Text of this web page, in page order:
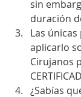
sin
duración
Las
aplicarlo
Cirujanos
¿Sabías